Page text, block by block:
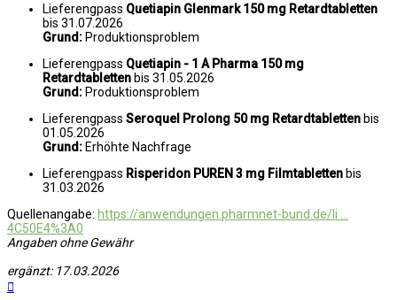
Lieferengpass Quetiapin Glenmark 150 mg Retardtabletten
bis 31.07.2026
Grund: Produktionsproblem
Lieferengpass Quetiapin - 1 A Pharma 150 mg
Retardtabletten bis 31.05.2026
Grund: Produktionsproblem
Lieferengpass Seroquel Prolong 50 mg Retardtabletten bis
01.05.2026
Grund: Erhöhte Nachfrage
Lieferengpass Risperidon PUREN 3 mg Filmtabletten bis
31.03.2026
Quellenangabe: https://anwendungen.pharmnet-bund.de/li ...
4C50E4%3A0
Angaben ohne Gewähr
ergänzt: 17.03.2026